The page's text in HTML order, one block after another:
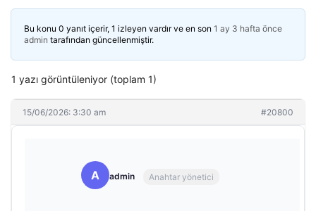
Bu konu 0 yanıt içerir, 1 izleyen vardır ve en son 1 ay 3 hafta önce
admin tarafından güncellenmiştir.
1 yazı görüntüleniyor (toplam 1)
15/06/2026: 3:30 am #20800
A admin Anahtar yönetici